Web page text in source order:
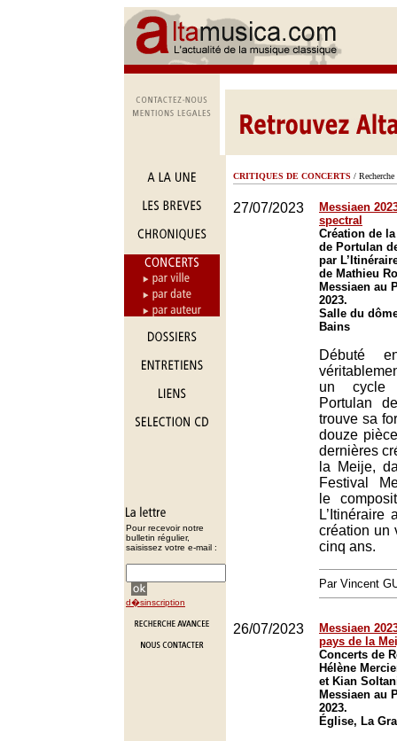
Pour recevoir notre
bulletin régulier,
saisissez votre e-mail :
d�sinscription
CRITIQUES DE CONCERTS / Recherche
27/07/2023
Messiaen
spectral
Création de
de Portulan
par
de Mathieu
Messiaen au
2023.
Salle du
Bains
Débuté
un cycle
Portulan
trouve sa
douze
dernières
la Meije,
Festival
le
L’Itinéraire
création un
cinq ans.
Par Vincent
26/07/2023
Messiaen
pays de la
Concerts de
Hélène
et Kian
Messiaen au
2023.
Église, La